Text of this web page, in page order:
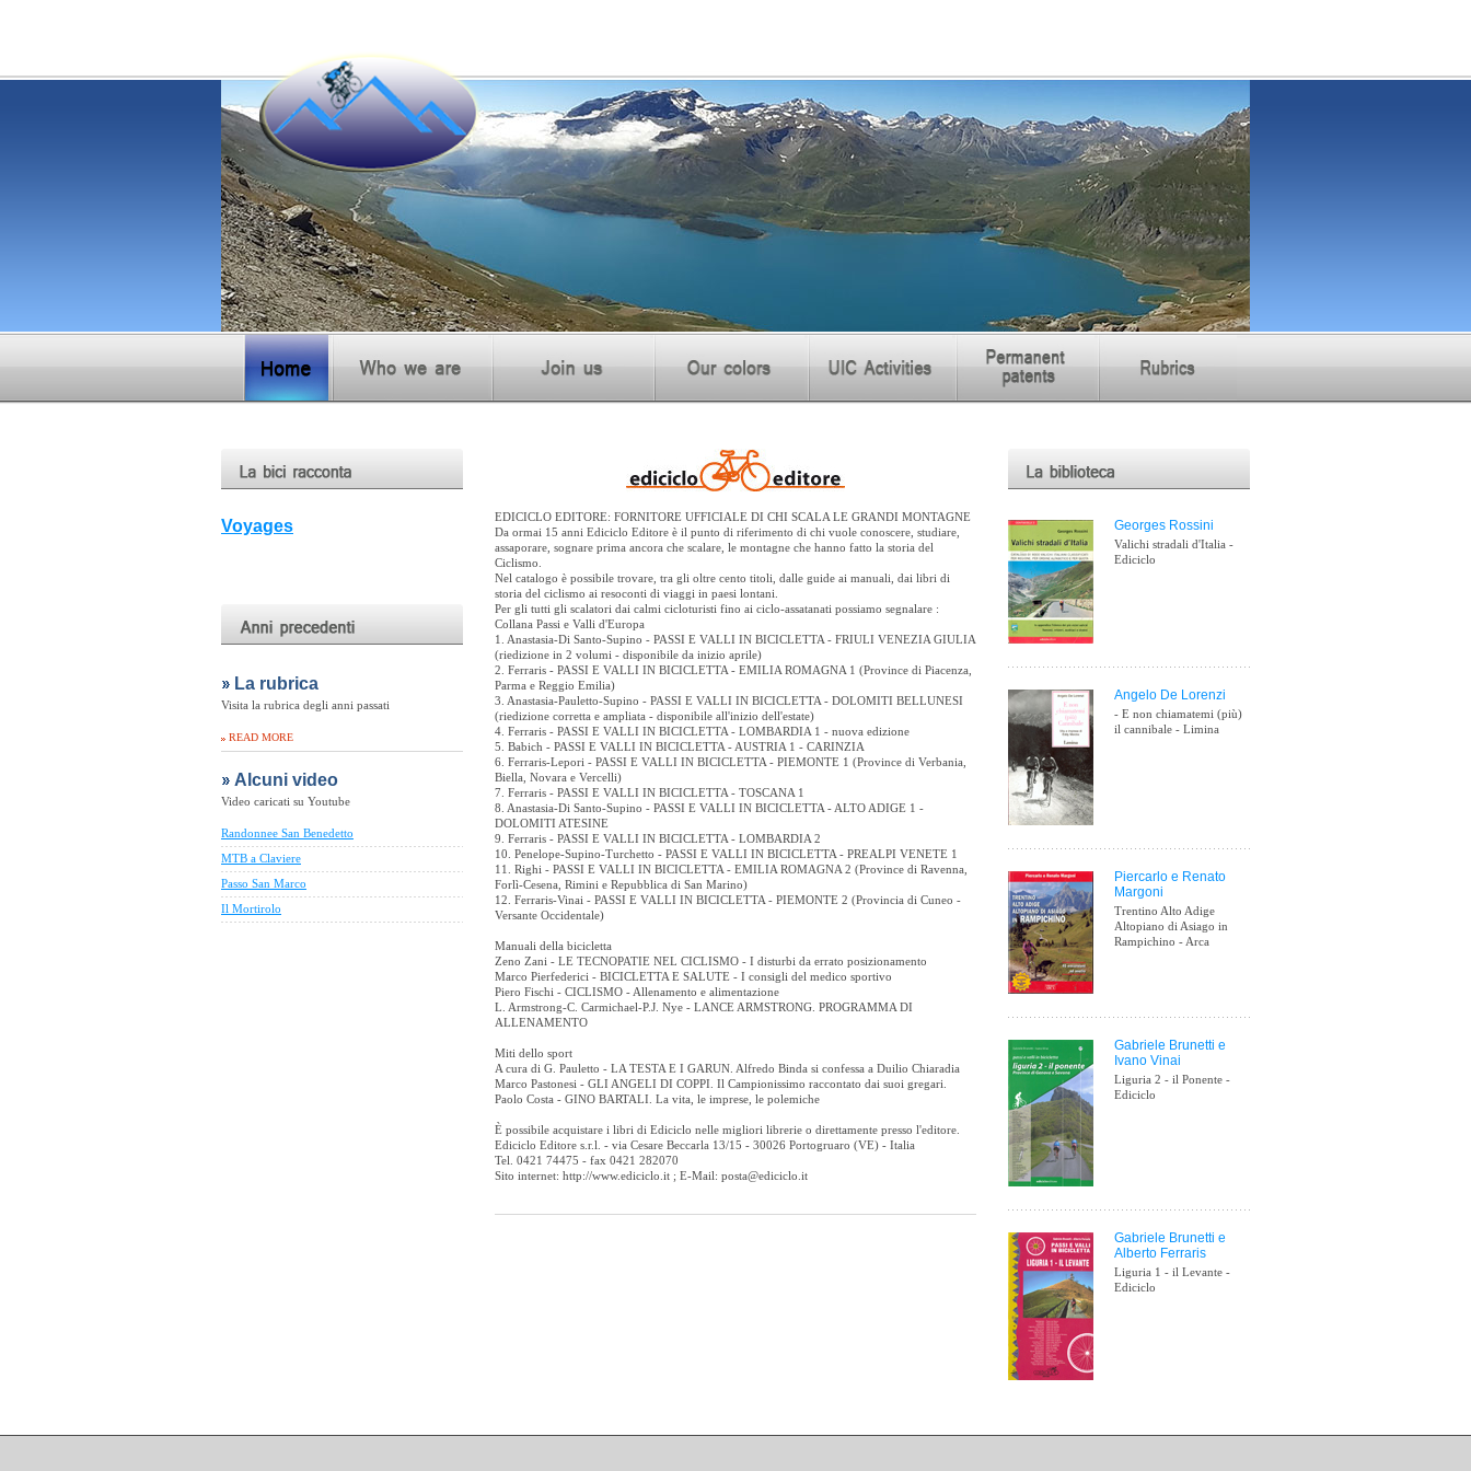
Voyages
La rubrica
Visita la rubrica degli anni passati
READ MORE
Alcuni video
Video caricati su Youtube
Randonnee San Benedetto
MTB a Claviere
Passo San Marco
Il Mortirolo
EDICICLO EDITORE: FORNITORE UFFICIALE DI CHI SCALA LE GRANDI MONTAGNE
Da ormai 15 anni Ediciclo Editore è il punto di riferimento di chi vuole conoscere, studiare,
assaporare, sognare prima ancora che scalare, le montagne che hanno fatto la storia del
Ciclismo.
Nel catalogo è possibile trovare, tra gli oltre cento titoli, dalle guide ai manuali, dai libri di
storia del ciclismo ai resoconti di viaggi in paesi lontani.
Per gli tutti gli scalatori dai calmi cicloturisti fino ai ciclo-assatanati possiamo segnalare :
Collana Passi e Valli d'Europa
1. Anastasia-Di Santo-Supino - PASSI E VALLI IN BICICLETTA - FRIULI VENEZIA GIULIA
(riedizione in 2 volumi - disponibile da inizio aprile)
2. Ferraris - PASSI E VALLI IN BICICLETTA - EMILIA ROMAGNA 1 (Province di Piacenza,
Parma e Reggio Emilia)
3. Anastasia-Pauletto-Supino - PASSI E VALLI IN BICICLETTA - DOLOMITI BELLUNESI
(riedizione corretta e ampliata - disponibile all'inizio dell'estate)
4. Ferraris - PASSI E VALLI IN BICICLETTA - LOMBARDIA 1 - nuova edizione
5. Babich - PASSI E VALLI IN BICICLETTA - AUSTRIA 1 - CARINZIA
6. Ferraris-Lepori - PASSI E VALLI IN BICICLETTA - PIEMONTE 1 (Province di Verbania,
Biella, Novara e Vercelli)
7. Ferraris - PASSI E VALLI IN BICICLETTA - TOSCANA 1
8. Anastasia-Di Santo-Supino - PASSI E VALLI IN BICICLETTA - ALTO ADIGE 1 -
DOLOMITI ATESINE
9. Ferraris - PASSI E VALLI IN BICICLETTA - LOMBARDIA 2
10. Penelope-Supino-Turchetto - PASSI E VALLI IN BICICLETTA - PREALPI VENETE 1
11. Righi - PASSI E VALLI IN BICICLETTA - EMILIA ROMAGNA 2 (Province di Ravenna,
Forlì-Cesena, Rimini e Repubblica di San Marino)
12. Ferraris-Vinai - PASSI E VALLI IN BICICLETTA - PIEMONTE 2 (Provincia di Cuneo -
Versante Occidentale)
Manuali della bicicletta
Zeno Zani - LE TECNOPATIE NEL CICLISMO - I disturbi da errato posizionamento
Marco Pierfederici - BICICLETTA E SALUTE - I consigli del medico sportivo
Piero Fischi - CICLISMO - Allenamento e alimentazione
L. Armstrong-C. Carmichael-P.J. Nye - LANCE ARMSTRONG. PROGRAMMA DI
ALLENAMENTO
Miti dello sport
A cura di G. Pauletto - LA TESTA E I GARUN. Alfredo Binda si confessa a Duilio Chiaradia
Marco Pastonesi - GLI ANGELI DI COPPI. Il Campionissimo raccontato dai suoi gregari.
Paolo Costa - GINO BARTALI. La vita, le imprese, le polemiche
È possibile acquistare i libri di Ediciclo nelle migliori librerie o direttamente presso l'editore.
Ediciclo Editore s.r.l. - via Cesare Beccarla 13/15 - 30026 Portogruaro (VE) - Italia
Tel. 0421 74475 - fax 0421 282070
Sito internet: http://www.ediciclo.it ; E-Mail: posta@ediciclo.it
Georges Rossini
Valichi stradali d'Italia -
Ediciclo
Angelo De Lorenzi
- E non chiamatemi (più)
il cannibale - Limina
Piercarlo e Renato
Margoni
Trentino Alto Adige
Altopiano di Asiago in
Rampichino - Arca
Gabriele Brunetti e
Ivano Vinai
Liguria 2 - il Ponente -
Ediciclo
Gabriele Brunetti e
Alberto Ferraris
Liguria 1 - il Levante -
Ediciclo